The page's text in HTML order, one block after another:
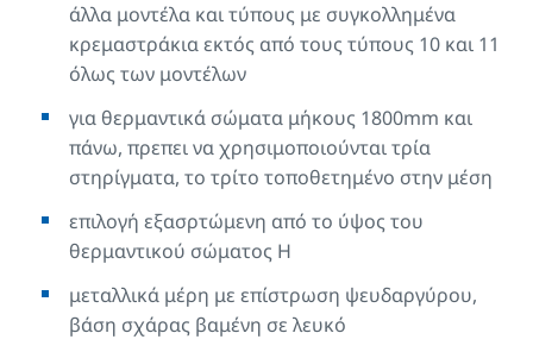
άλλα μοντέλα και τύπους με συγκολλημένα
κρεμαστράκια εκτός από τους τύπους 10 και 11
όλως των μοντέλων
για θερμαντικά σώματα μήκους 1800mm και
πάνω, πρεπει να χρησιμοποιούνται τρία
στηρίγματα, το τρίτο τοποθετημένο στην μέση
επιλογή εξασρτώμενη από το ύψος του
θερμαντικού σώματος Η
μεταλλικά μέρη με επίστρωση ψευδαργύρου,
βάση σχάρας βαμένη σε λευκό